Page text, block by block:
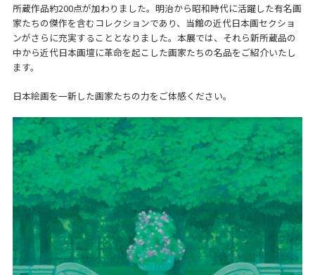
所蔵作品約200点が加わりました。明治から昭和時代に活躍した有名画
家たちの傑作を含むコレクションであり、当館の近代日本画セクショ
ンがさらに充実することとなりました。本展では、それら新所蔵品の
中から近代日本画壇に革命を起こした画家たちの名品をご紹介いたし
ます。
日本絵画を一新した画家たちの力をご体感ください。